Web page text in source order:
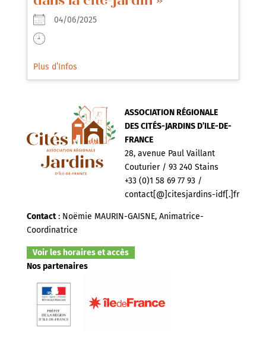
04/06/2025
Plus d’Infos
ASSOCIATION RÉGIONALE
DES CITÉS-JARDINS D’ILE-DE-
FRANCE
28, avenue Paul Vaillant
Couturier / 93 240 Stains
+33 (0)1 58 69 77 93 /
contact[@]citesjardins-idf[.]fr
Contact: Noëmie MAURIN-GAISNE, Animatrice-
Coordinatrice
Voir les horaires et accès
Nos partenaires